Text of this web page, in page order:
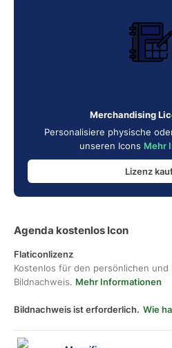
Merchandising
Personalisiere physische
unseren Icons Mehr
Lizenz
Agenda kostenlos Icon
Flaticonlizenz
Kostenlos für den persönlichen und
Bildnachweis. Mehr Informationen
Bildnachweis ist erforderlich. Wie